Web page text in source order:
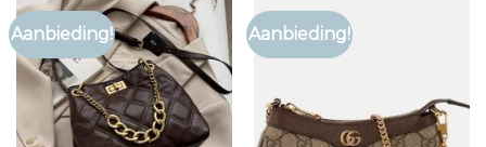
Aanbieding! Aanbieding!